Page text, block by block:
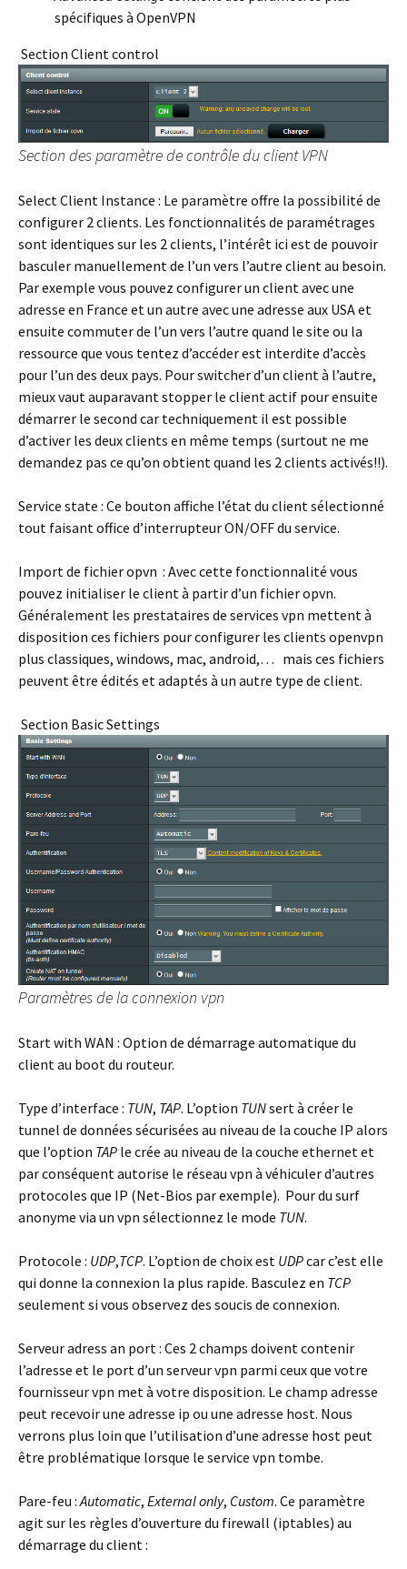
spécifiques à OpenVPN
Section Client control
Section des paramètre de contrôle du client VPN
Select Client Instance : Le paramètre offre la possibilité de
configurer 2 clients. Les fonctionnalités de paramétrages
sont identiques sur les 2 clients, l’intérêt ici est de pouvoir
basculer manuellement de l’un vers l’autre client au besoin.
Par exemple vous pouvez configurer un client avec une
adresse en France et un autre avec une adresse aux USA et
ensuite commuter de l’un vers l’autre quand le site ou la
ressource que vous tentez d’accéder est interdite d’accès
pour l’un des deux pays. Pour switcher d’un client à l’autre,
mieux vaut auparavant stopper le client actif pour ensuite
démarrer le second car techniquement il est possible
d’activer les deux clients en même temps (surtout ne me
demandez pas ce qu’on obtient quand les 2 clients activés!!).
Service state : Ce bouton affiche l’état du client sélectionné
tout faisant office d’interrupteur ON/OFF du service.
Import de fichier opvn : Avec cette fonctionnalité vous
pouvez initialiser le client à partir d’un fichier opvn.
Généralement les prestataires de services vpn mettent à
disposition ces fichiers pour configurer les clients openvpn
plus classiques, windows, mac, android,… mais ces fichiers
peuvent être édités et adaptés à un autre type de client.
Section Basic Settings
Paramètres de la connexion vpn
Start with WAN : Option de démarrage automatique du
client au boot du routeur.
Type d’interface : TUN, TAP. L’option TUNsert à créer le
tunnel de données sécurisées au niveau de la couche IP alors
que l’option TAP le crée au niveau de la couche ethernet et
par conséquent autorise le réseau vpn à véhiculer d’autres
protocoles que IP (Net-Bios par exemple). Pour du surf
anonyme via un vpn sélectionnez le mode TUN.
Protocole : UDP,TCP. L’option de choix est UDPcar c’est elle
qui donne la connexion la plus rapide. Basculez en TCP
seulement si vous observez des soucis de connexion.
Serveur adress an port : Ces 2 champs doivent contenir
l’adresse et le port d’un serveur vpn parmi ceux que votre
fournisseur vpn met à votre disposition. Le champ adresse
peut recevoir une adresse ip ou une adresse host. Nous
verrons plus loin que l’utilisation d’une adresse host peut
être problématique lorsque le service vpn tombe.
Pare-feu : Automatic, External only, Custom. Ce paramètre
agit sur les règles d’ouverture du firewall (iptables) au
démarrage du client :